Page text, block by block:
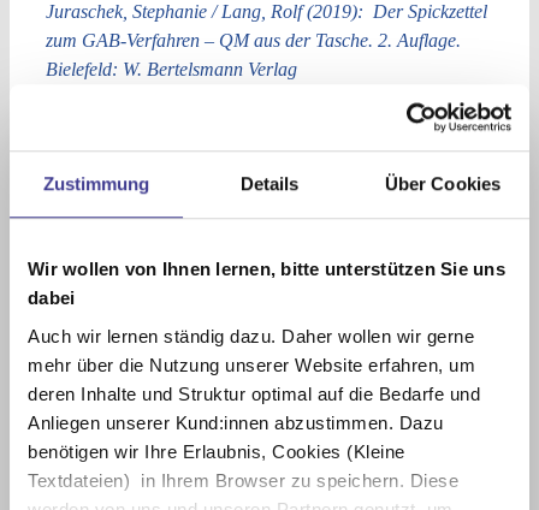
Zustimmung Details Über Cookies
Wir wollen von Ihnen lernen, bitte unterstützen Sie uns
dabei
Auch wir lernen ständig dazu. Daher wollen wir gerne
mehr über die Nutzung unserer Website erfahren, um
deren Inhalte und Struktur optimal auf die Bedarfe und
Anliegen unserer Kund:innen abzustimmen. Dazu
benötigen wir Ihre Erlaubnis, Cookies (Kleine
Textdateien) in Ihrem Browser zu speichern. Diese
Juraschek, Stephanie / Lang, Rolf (2019): Der Spickzettel
zum GAB-Verfahren – QM aus der Tasche. 2. Auflage.
Bielefeld: W. Bertelsmann Verlag
Bestellen